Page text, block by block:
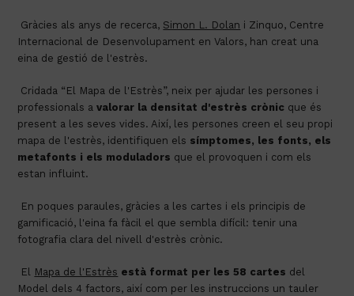
Gràcies als anys de recerca, Simon L. Dolan i Zinquo, Centre
Internacional de Desenvolupament en Valors, han creat una
eina de gestió de l'estrès.
professionals a valorar la densitat d'estrès crònic que és
present a les seves vides. Així, les persones creen el seu propi
mapa de l'estrès, identifiquen els símptomes, les fonts, els
metafonts i els moduladors que el provoquen i com els
estan influint.
gamificació, l'eina fa fàcil el que sembla difícil: tenir una
fotografia clara del nivell d'estrès crònic.
El Mapa de l'Estrès està format per les 58 cartes del
Model dels 4 factors, així com per les instruccions un tauler